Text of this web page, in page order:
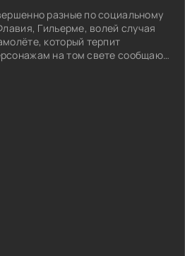
разные по социальному
Гильерме, волей случая
который терпит
на том свете сообщают,